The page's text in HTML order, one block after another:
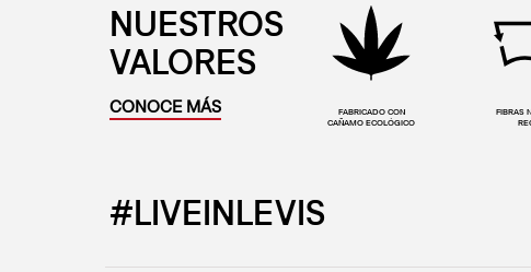
NUESTROS
VALORES
CONOCE MÁS
FABRICADO CON
CAÑAMO ECOLÓGICO
FIBRAS
#LIVEINLEVIS